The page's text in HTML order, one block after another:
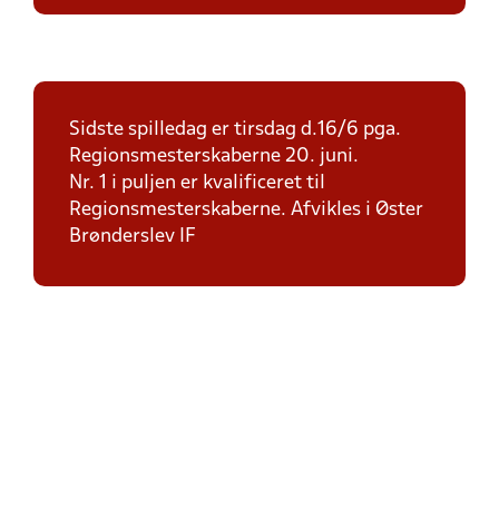
Sidste spilledag er tirsdag d.16/6 pga.
Regionsmesterskaberne 20. juni.
Nr. 1 i puljen er kvalificeret til
Regionsmesterskaberne. Afvikles i Øster
Brønderslev IF